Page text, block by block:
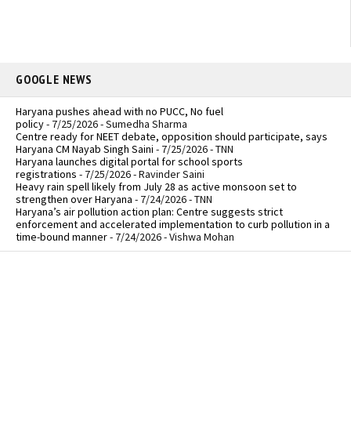
GOOGLE NEWS
Haryana pushes ahead with no PUCC, No fuel
policy- 7/25/2026- Sumedha Sharma
Centre ready for NEET debate, opposition should participate, says
Haryana CM Nayab Singh Saini - 7/25/2026- TNN
Haryana launches digital portal for school sports
registrations - 7/25/2026- Ravinder Saini
Heavy rain spell likely from July 28 as active monsoon set to
strengthen over Haryana - 7/24/2026- TNN
Haryana’s air pollution action plan: Centre suggests strict
enforcement and accelerated implementation to curb pollution in a
time-bound manner- 7/24/2026- Vishwa Mohan